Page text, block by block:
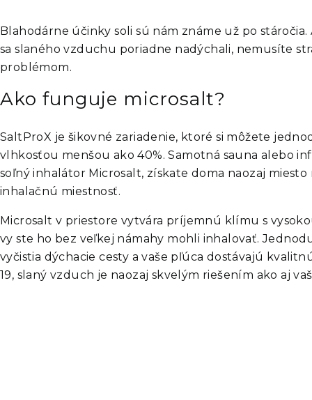
Blahodárne účinky soli sú nám známe už po
sa slaného vzduchu poriadne nadýchali, nemusíte
problémom.
Ako funguje microsalt?
SaltProX je šikovné zariadenie, ktoré si môžete
vlhkosťou menšou ako 40%. Samotná sauna alebo
soľný inhalátor Microsalt, získate doma naozaj
inhalačnú miestnosť.
Microsalt v priestore vytvára príjemnú klímu s
vy ste ho bez veľkej námahy mohli inhalovať.
vyčistia dýchacie cesty a vaše pľúca dostávajú
19, slaný vzduch je naozaj skvelým riešením ako aj